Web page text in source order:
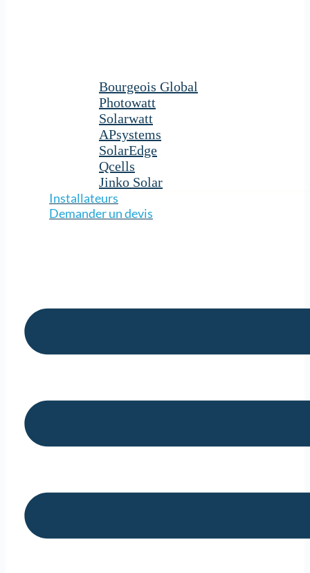
Bourgeois Global
Photowatt
Solarwatt
APsystems
SolarEdge
Qcells
Jinko Solar
Installateurs
Demander un devis